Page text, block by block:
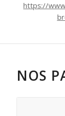
https://
NOS